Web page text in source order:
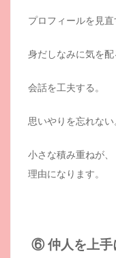
プロフィールを見直
身だしなみに気を配
会話を工夫する。
思いやりを忘れない
小さな積み重ねが
理由になります。
⑥ 仲人を上手